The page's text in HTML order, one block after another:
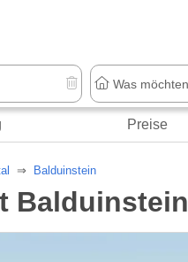
Preise
Balduinstein
Balduinstein